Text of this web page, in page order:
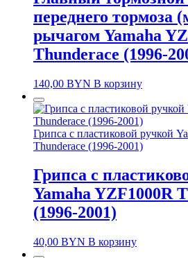
переднего тормоза
рычагом Yamaha
Thunderace (1996-
140,00 BYN В корзину
Грипса с пластиковой ручкой
Thunderace (1996-2001)
Грипса с
Yamaha YZF1000R
(1996-2001)
40,00 BYN В корзину